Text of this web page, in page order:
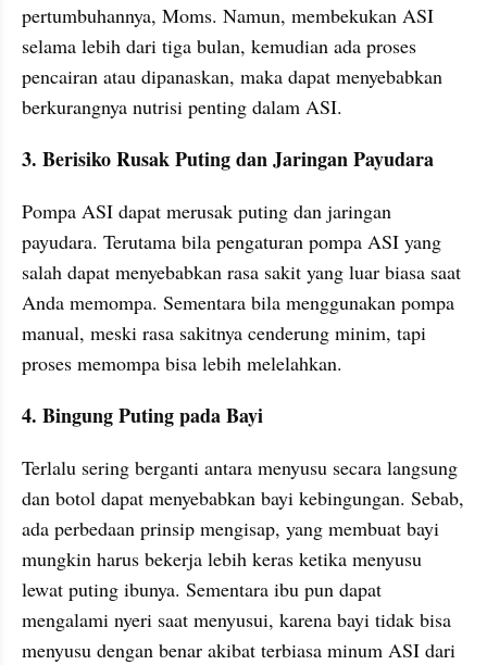
pertumbuhannya, Moms. Namun, membekukan ASI
selama lebih dari tiga bulan, kemudian ada proses
pencairan atau dipanaskan, maka dapat menyebabkan
berkurangnya nutrisi penting dalam ASI.
3. Berisiko Rusak Puting dan Jaringan Payudara
Pompa ASI dapat merusak puting dan jaringan
payudara. Terutama bila pengaturan pompa ASI yang
salah dapat menyebabkan rasa sakit yang luar biasa saat
Anda memompa. Sementara bila menggunakan pompa
manual, meski rasa sakitnya cenderung minim, tapi
proses memompa bisa lebih melelahkan.
4. Bingung Puting pada Bayi
Terlalu sering berganti antara menyusu secara langsung
dan botol dapat menyebabkan bayi kebingungan. Sebab,
ada perbedaan prinsip mengisap, yang membuat bayi
mungkin harus bekerja lebih keras ketika menyusu
lewat puting ibunya. Sementara ibu pun dapat
mengalami nyeri saat menyusui, karena bayi tidak bisa
menyusu dengan benar akibat terbiasa minum ASI dari